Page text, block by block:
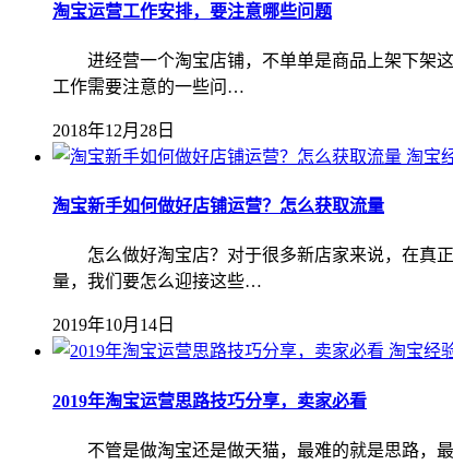
淘宝运营工作安排，要注意哪些问题
进经营一个淘宝店铺，不单单是商品上架下架这
工作需要注意的一些问…
2018年12月28日
淘宝
淘宝新手如何做好店铺运营？怎么获取流量
怎么做好淘宝店？对于很多新店家来说，在真正
量，我们要怎么迎接这些…
2019年10月14日
淘宝经
2019年淘宝运营思路技巧分享，卖家必看
不管是做淘宝还是做天猫，最难的就是思路，